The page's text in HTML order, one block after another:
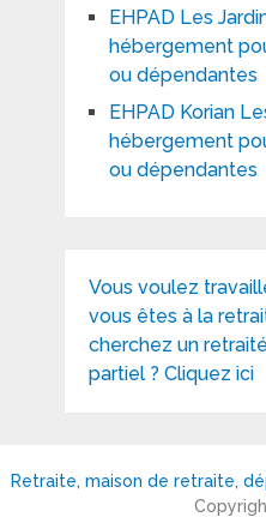
EHPAD Les
hébergement
ou dépendantes
EHPAD Korian
hébergement
ou dépendantes
Vous voulez
vous êtes à la
cherchez un
partiel ? Cliquez ici
Retraite, maison de retraite,